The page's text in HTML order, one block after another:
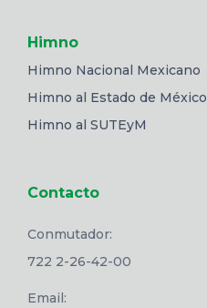
Himno
Himno Nacional Mexicano
Himno al Estado de México
Himno al SUTEyM
Contacto
Conmutador:
722 2-26-42-00
Email: